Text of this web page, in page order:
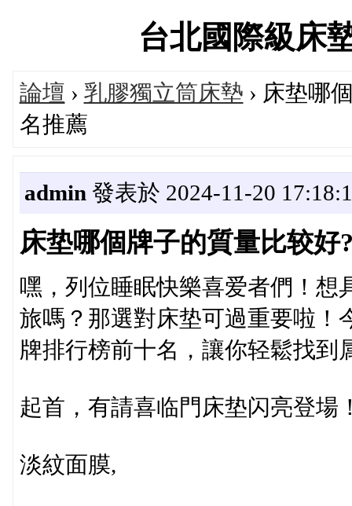
台北國際級床
論壇 › 乳膠獨立筒床墊 › 床垫哪
名推薦
admin 發表於 2024-11-20
床垫哪個牌子的質量比较
嘿，列位睡眠快樂喜爱者們！
旅嗎？那選對床垫可過重要啦！
牌排行榜前十名，讓你轻鬆找到
起首，有請喜临門床垫闪亮登場
淡紋面膜,